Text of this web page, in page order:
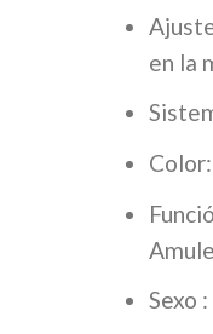
en la
Sexo